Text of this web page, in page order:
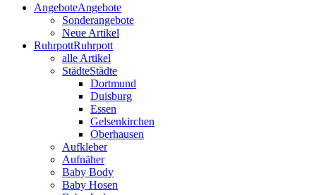
AngeboteAngebote
Sonderangebote
Neue Artikel
RuhrpottRuhrpott
alle Artikel
StädteStädte
Dortmund
Duisburg
Essen
Gelsenkirchen
Oberhausen
Aufkleber
Aufnäher
Baby Body
Baby Hosen